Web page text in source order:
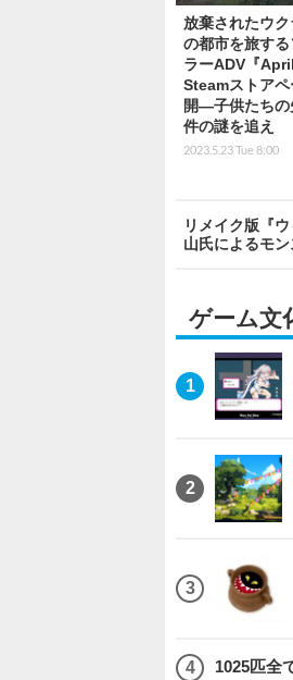
放棄されたウ
の都市を旅す
ラーADV『April
Steamストアペ
開―子供たちの
件の謎を追え
2023.5.23 Tue 8:00
リメイク版『
山氏によるモン
ゲーム文
1025匹全